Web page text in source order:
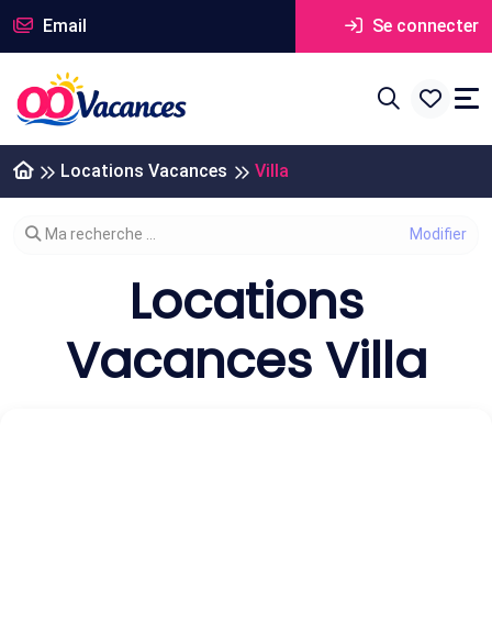
Email Se connecter
Locations Vacances Villa
Modifier votre recherche
Ma recherche ...
Locations
Vacances Villa